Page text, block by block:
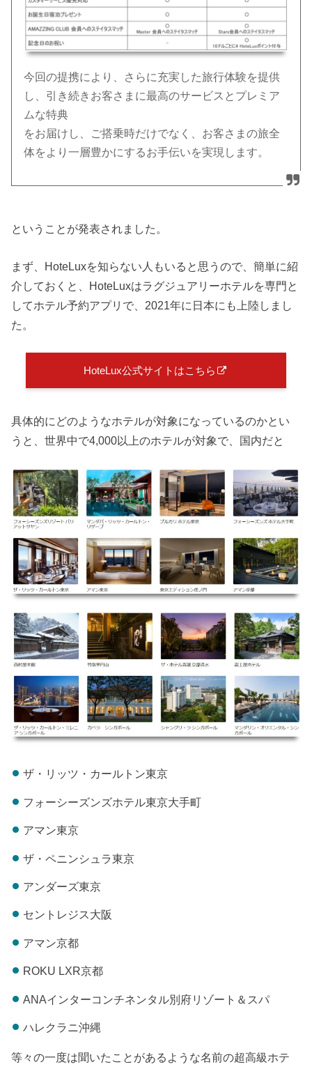
今回の提携により、さらに充実した旅行体験を提供
し、引き続きお客さまに最高のサービスとプレミア
ムな特典
をお届けし、ご搭乗時だけでなく、お客さまの旅全
体をより一層豊かにするお手伝いを実現します。
ということが発表されました。
まず、HoteLuxを知らない人もいると思うので、簡単に紹
介しておくと、HoteLuxはラグジュアリーホテルを専門と
してホテル予約アプリで、2021年に日本にも上陸しまし
た。
HoteLux公式サイトはこちら
具体的にどのようなホテルが対象になっているのかとい
うと、世界中で4,000以上のホテルが対象で、国内だと
ザ・リッツ・カールトン東京
フォーシーズンズホテル東京大手町
アマン東京
ザ・ペニンシュラ東京
アンダーズ東京
セントレジス大阪
アマン京都
ROKU LXR京都
ANAインターコンチネンタル別府リゾート＆スパ
ハレクラニ沖縄
等々の一度は聞いたことがあるような名前の超高級ホテ